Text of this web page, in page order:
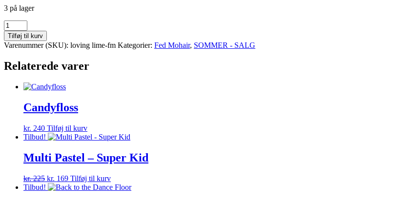
3 på lager
Loving
Lime
antal
Tilføj til kurv
Varenummer (SKU): loving lime-fm Kategorier: Fed Mohair, SOMMER - SALG
Relaterede varer
Candyfloss
kr. 240 Tilføj til kurv
Tilbud!
Multi Pastel – Super Kid
kr.225 Den
oprindelige
kr. 169Den
aktuelle
Tilføj til kurv
Tilbud!